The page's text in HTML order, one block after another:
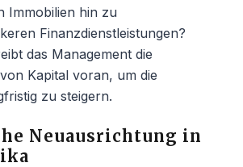
Immobilien hin zu
Finanzdienstleistungen?
das Management die
Kapital voran, um die
zu steigern.
Neuausrichtung in